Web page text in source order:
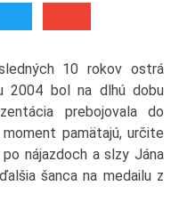
10 rokov ostrá
2004 bol na dlhú dobu
prebojovala do
pamätajú, určite
nájazdoch a slzy Jána
šanca na medailu z